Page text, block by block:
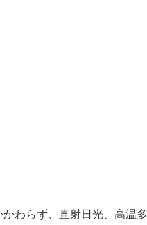
わらず、直射日光、高温